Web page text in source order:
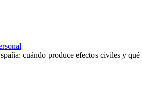
cuándo produce efectos civiles y